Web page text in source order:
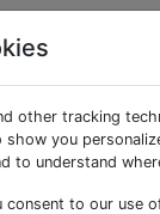
Android
other tracking
you
to understand
consent to our use